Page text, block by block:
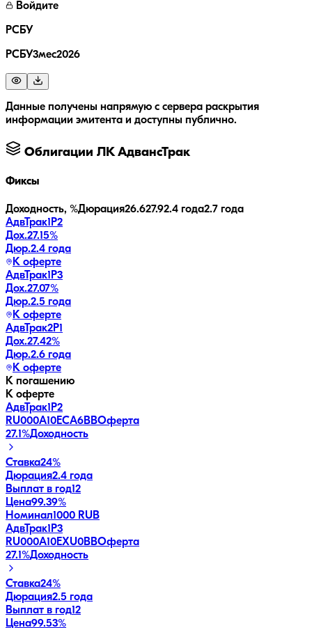
Войдите
РСБУ
РСБУ3мес2026
Данные получены напрямую с сервера раскрытия
информации эмитента и доступны публично.
Облигации ЛК АдвансТрак
Фиксы
Доходность, %Дюрация26.627.92.4 года2.7 года
АдвТрак1Р2
Дох.27.15%
Дюр.2.4 года
К оферте
АдвТрак1Р3
Дох.27.07%
Дюр.2.5 года
К оферте
АдвТрак2Р1
Дох.27.42%
Дюр.2.6 года
К оферте
К погашению
К оферте
АдвТрак1Р2
RU000A10ECA6BBОферта
27.1%Доходность
Ставка24%
Дюрация2.4 года
Выплат в год12
Цена99.39%
Номинал1000 RUB
АдвТрак1Р3
RU000A10EXU0BBОферта
27.1%Доходность
Ставка24%
Дюрация2.5 года
Выплат в год12
Цена99.53%